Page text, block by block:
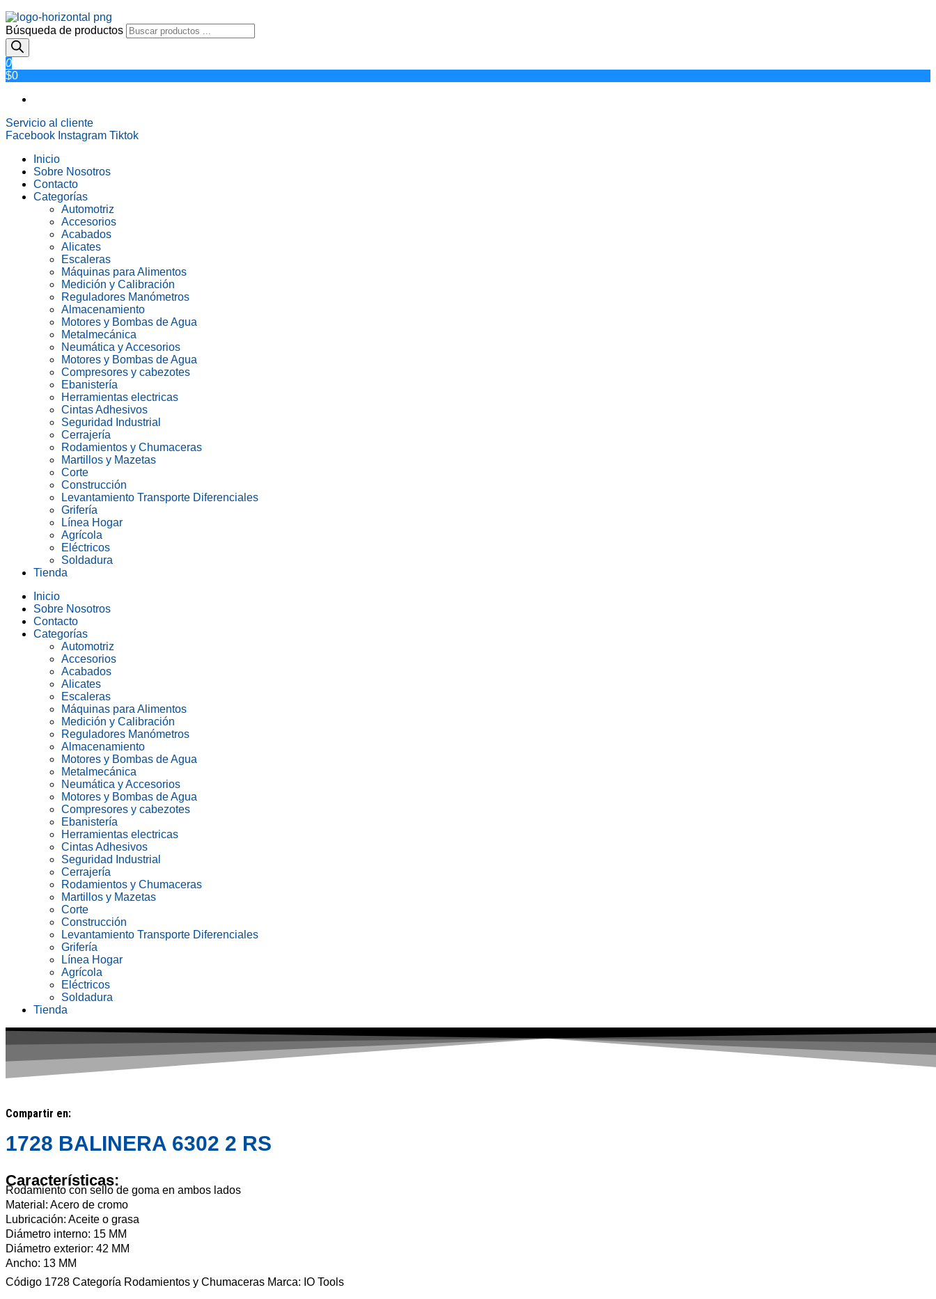
Búsqueda de productos
0
$0
Servicio al cliente
Facebook Instagram Tiktok
Inicio
Sobre Nosotros
Contacto
Categorías
Automotriz
Accesorios
Acabados
Alicates
Escaleras
Máquinas para Alimentos
Medición y Calibración
Reguladores Manómetros
Almacenamiento
Motores y Bombas de Agua
Metalmecánica
Neumática y Accesorios
Motores y Bombas de Agua
Compresores y cabezotes
Ebanistería
Herramientas electricas
Cintas Adhesivos
Seguridad Industrial
Cerrajería
Rodamientos y Chumaceras
Martillos y Mazetas
Corte
Construcción
Levantamiento Transporte Diferenciales
Grifería
Línea Hogar
Agrícola
Eléctricos
Soldadura
Tienda
Inicio
Sobre Nosotros
Contacto
Categorías
Automotriz
Accesorios
Acabados
Alicates
Escaleras
Máquinas para Alimentos
Medición y Calibración
Reguladores Manómetros
Almacenamiento
Motores y Bombas de Agua
Metalmecánica
Neumática y Accesorios
Motores y Bombas de Agua
Compresores y cabezotes
Ebanistería
Herramientas electricas
Cintas Adhesivos
Seguridad Industrial
Cerrajería
Rodamientos y Chumaceras
Martillos y Mazetas
Corte
Construcción
Levantamiento Transporte Diferenciales
Grifería
Línea Hogar
Agrícola
Eléctricos
Soldadura
Tienda
Compartir en:
1728 BALINERA 6302 2 RS
Características:
Rodamiento con sello de goma en ambos lados
Material: Acero de cromo
Lubricación: Aceite o grasa
Diámetro interno: 15 MM
Diámetro exterior: 42 MM
Ancho: 13 MM
Código 1728 Categoría Rodamientos y Chumaceras Marca: IO Tools